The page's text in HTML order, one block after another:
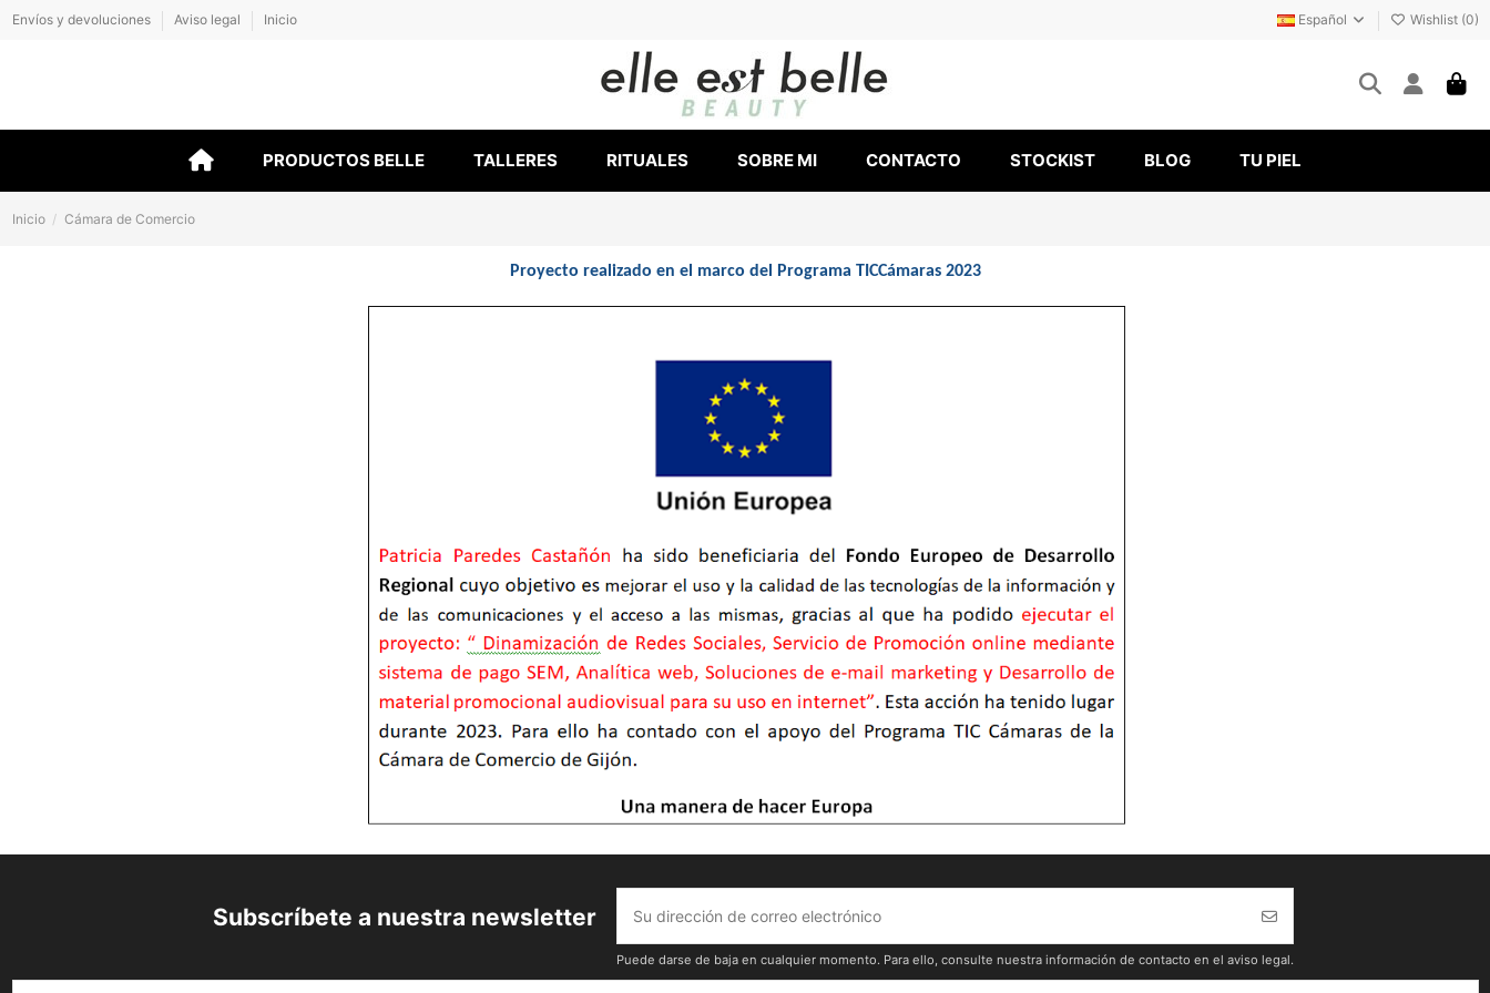
Envíos y devoluciones Aviso legal Inicio Español Wishlist (0)
PRODUCTOS BELLE TALLERES RITUALES SOBRE MI CONTACTO STOCKIST BLOG TU PIEL
Inicio Cámara de Comercio
Proyecto realizado en el marco del Programa TICCámaras 2023
Subscríbete a nuestra newsletter
Puede darse de baja en cualquier momento. Para ello, consulte nuestra información de contacto en el aviso legal.